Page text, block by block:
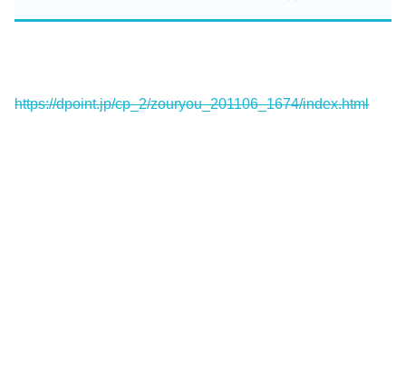
https://dpoint.jp/cp_2/zouryou_201106_1674/index.html